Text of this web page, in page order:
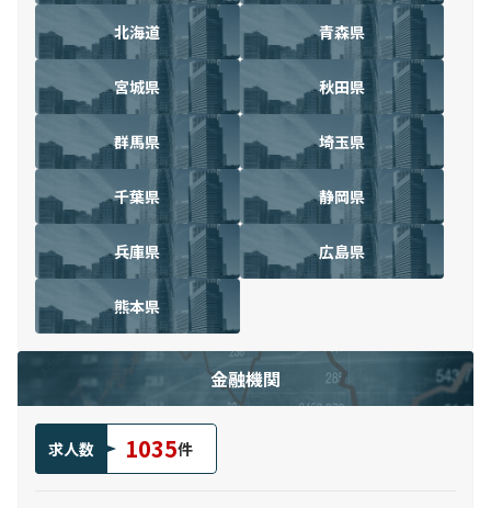
北海道 青森県
宮城県 秋田県
群馬県 埼玉県
千葉県 静岡県
兵庫県 広島県
熊本県
金融機関
求人数 1035件